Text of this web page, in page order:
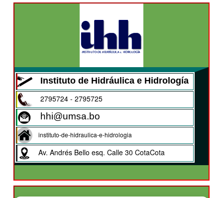
Instituto de Hidráulica e Hidrología
2795724 - 2795725
hhi@umsa.bo
instituto-de-hidraulica-e-hidrologia
Av. Andrés Bello esq. Calle 30 CotaCota